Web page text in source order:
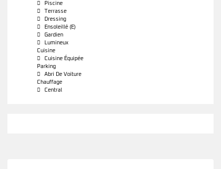
Piscine
Terrasse
Dressing
Ensoleillé (e)
Gardien
Lumineux
Cuisine
Cuisine Équipée
Parking
Abri De Voiture
Chauffage
Central